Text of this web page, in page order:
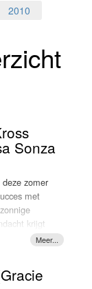
2010
Sonza
zomer
met
krijgt